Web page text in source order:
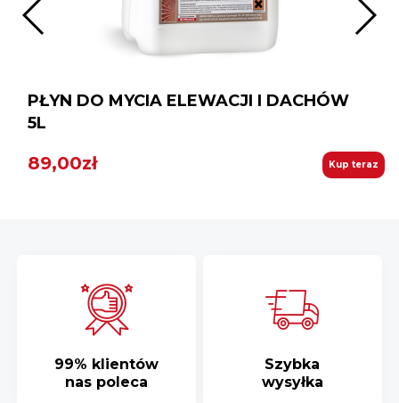
PŁYN DO MYCIA ELEWACJI I DACHÓW
5L
89,00zł Kup teraz
99% klientów
nas poleca
Szybka
wysyłka